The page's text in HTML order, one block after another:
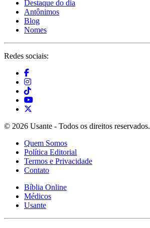
Destaque do dia
Antônimos
Blog
Nomes
Redes sociais:
© 2026 Usante - Todos os direitos reservados.
Quem Somos
Política Editorial
Termos e Privacidade
Contato
Bíblia Online
Médicos
Usante